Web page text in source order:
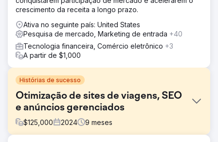
crescimento da receita a longo prazo.
Ativa no seguinte país: United States
Pesquisa de mercado, Marketing de entrada +40
Tecnologia financeira, Comércio eletrônico +3
A partir de $1,000
Histórias de sucesso
Otimização de sites de viagens, SEO
e anúncios gerenciados
$125,000 2024 9 meses